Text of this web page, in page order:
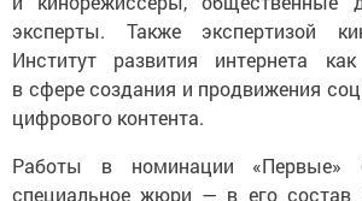
эксперты. Также экспертизой
Институт развития интернета
в сфере создания и продвижения
цифрового контента.
Работы в номинации «Первые»
специальное жюри — в его состав